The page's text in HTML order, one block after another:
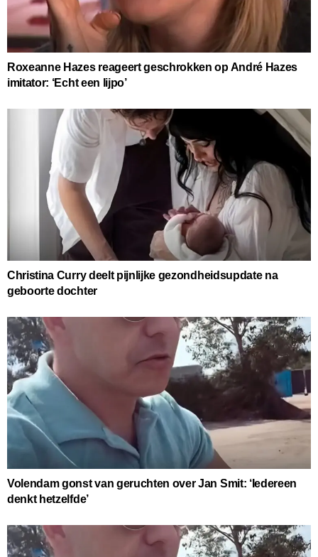
Roxeanne Hazes reageert geschrokken op André Hazes
imitator: ‘Echt een lijpo’
Christina Curry deelt pijnlijke gezondheidsupdate na
geboorte dochter
Volendam gonst van geruchten over Jan Smit: ‘Iedereen
denkt hetzelfde’